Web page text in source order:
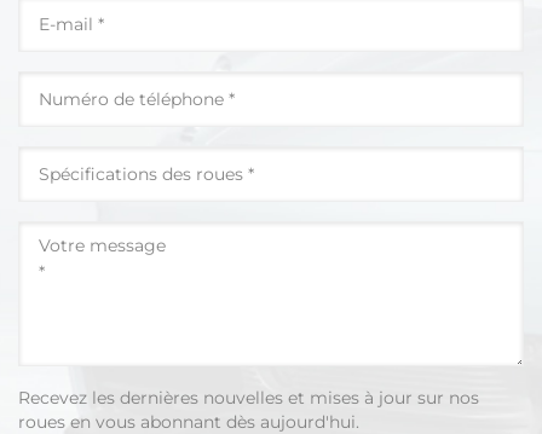
Recevez les dernières nouvelles et mises à jour sur nos
roues en vous abonnant dès aujourd'hui.